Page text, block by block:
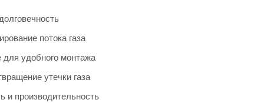
потока газа
для удобного монтажа
утечки газа
и производительность